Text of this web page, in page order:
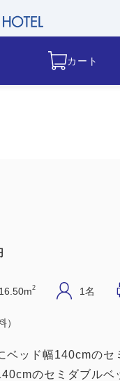
カート
16.50m2 1名
）
ベッド幅140cmのセ
のセミダブルベ